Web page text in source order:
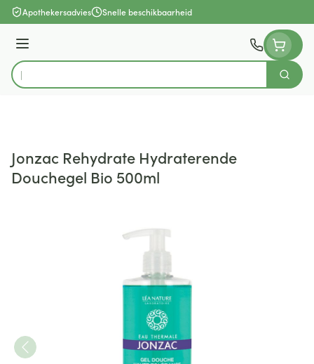
Ga naar de inhoud
Apothekersadvies Snelle beschikbaarheid
Menu
Product, merk, categorie...
Zoek
Jonzac Rehydrate Hydraterende
Douchegel Bio 500ml